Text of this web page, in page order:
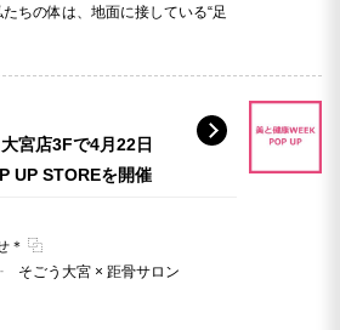
ちの体は、地面に接している“足
宮店3Fで4月22日
UP STOREを開催
＊ ⿻
う大宮 × 距骨サロン